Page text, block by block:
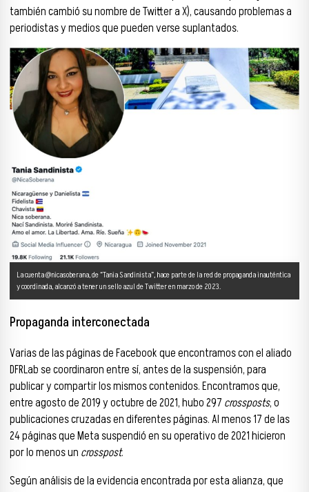
también cambió su nombre de Twitter a X), causando problemas a
periodistas y medios que pueden verse suplantados.
La cuenta @nicasoberana, de “Tania Sandinista”, hace parte de la red de propaganda inauténtica
y coordinada, alcanzó a tener un sello azul de Twitter en marzo de 2023.
Propaganda interconectada
Varias de las páginas de Facebook que encontramos con el aliado
DFRLab se coordinaron entre sí, antes de la suspensión, para
publicar y compartir los mismos contenidos. Encontramos que,
entre agosto de 2019 y octubre de 2021, hubo 297 crossposts, o
publicaciones cruzadas en diferentes páginas. Al menos 17 de las
24 páginas que Meta suspendió en su operativo de 2021 hicieron
por lo menos un crosspost.
Según análisis de la evidencia encontrada por esta alianza, que